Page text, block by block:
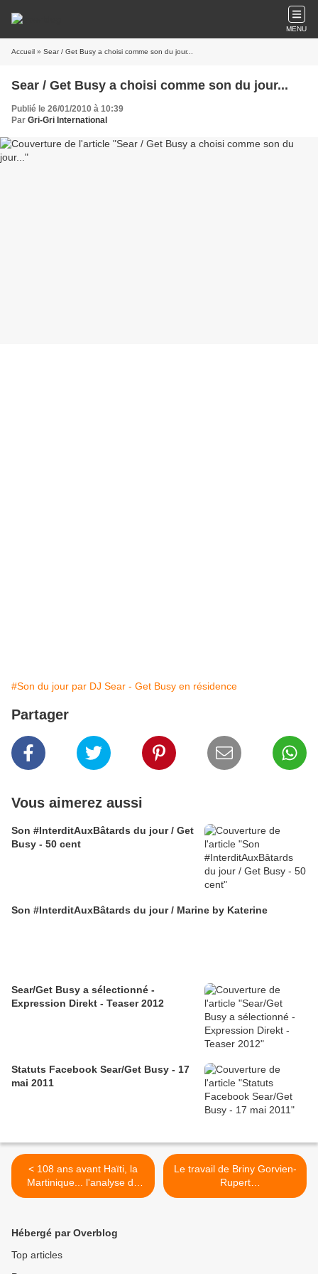
MENU
Accueil » Sear / Get Busy a choisi comme son du jour...
Sear / Get Busy a choisi comme son du jour...
Publié le 26/01/2010 à 10:39
Par Gri-Gri International
#Son du jour par DJ Sear - Get Busy en résidence
Partager
Vous aimerez aussi
Son #InterditAuxBâtards du jour / Get
Busy - 50 cent
Son #InterditAuxBâtards du jour / Marine by Katerine
Sear/Get Busy a sélectionné -
Expression Direkt - Teaser 2012
Statuts Facebook Sear/Get Busy - 17
mai 2011
< 108 ans avant Haïti, la
Martinique... l'analyse de
Léon Bloy
Le travail de Briny Gorvien-
Rupert
"enthousiasmologiste" >
Hébergé par Overblog
Top articles